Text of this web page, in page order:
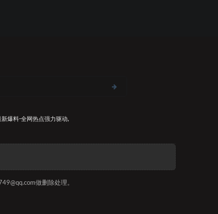
爆料-全网热点强力驱动,
做删除处理。